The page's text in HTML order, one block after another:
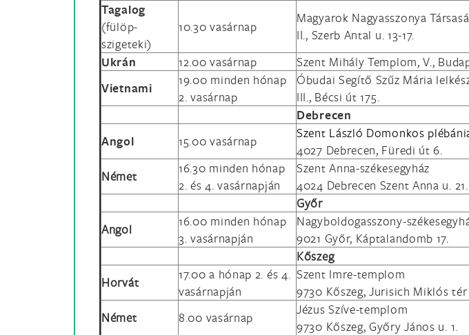
Tagalog
(fülöp-
szigeteki)
10.30 vasárnap
Magyarok Nagyasszonya
II., Szerb Antal u. 13-17.
Ukrán
12.00 vasárnap
Szent Mihály Templom, V.,
Vietnami
19.00 minden hónap
2. vasárnap
Óbudai Segítő Szűz Mária
III., Bécsi út 175.
Debrecen
Angol
15.00 vasárnap
Szent László Domonkos
4027 Debrecen, Füredi út 6.
Német
16.30 minden hónap
2. és 4. vasárnapján
Szent Anna-székesegyház
4024 Debrecen Szent Anna u. 21.
Győr
Angol
16.00 minden hónap
3. vasárnapján
Nagyboldogasszony-
9021 Győr, Káptalandomb 17.
Kőszeg
Horvát
17.00 a hónap 2. és 4.
vasárnapján
Szent Imre-templom
9730 Kőszeg, Jurisich Miklós tér
Német
8.00 vasárnap
Jézus Szíve-templom
9730 Kőszeg, Győry János u. 1.